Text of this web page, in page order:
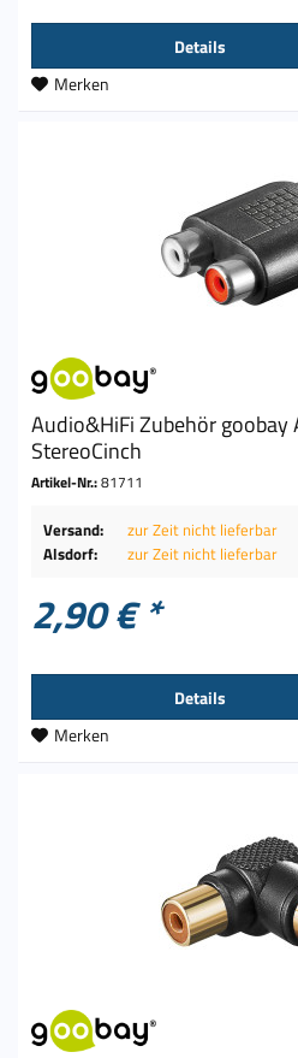
Details
Merken
Audio&HiFi Zubehör
StereoCinch
Artikel-Nr.:81711
Versand:
zur Zeit nicht lieferbar
Alsdorf:
zur Zeit nicht lieferbar
2,90 € *
Details
Merken